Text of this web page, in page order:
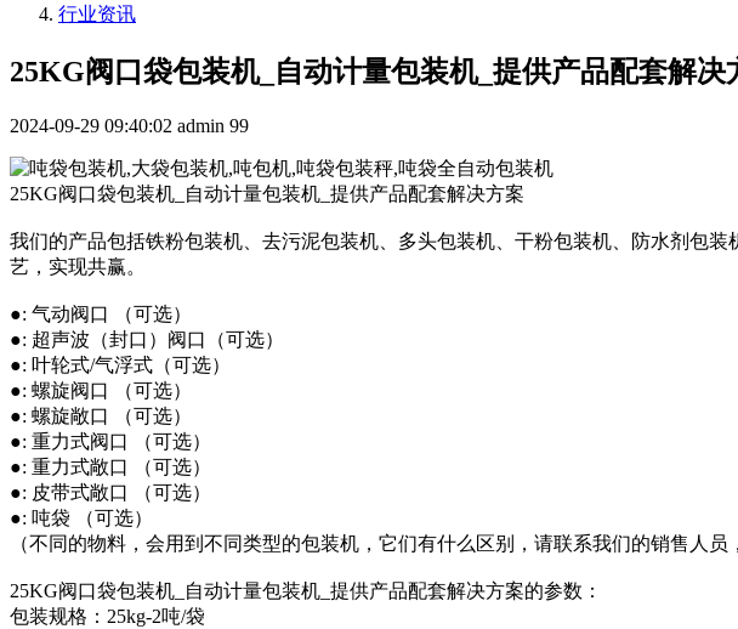
行业资讯
25KG阀口袋包装机_自动计量包装机_提供产品配套解决
2024-09-29 09:40:02 admin 99
25KG阀口袋包装机_自动计量包装机_提供产品配套解决方案
我们的产品包括铁粉包装机、去污泥包装机、多头包装机、干粉包装机、防水剂包
艺，实现共赢。
●: 气动阀口 （可选）
●: 超声波（封口）阀口（可选）
●: 叶轮式/气浮式（可选）
●: 螺旋阀口 （可选）
●: 螺旋敞口 （可选）
●: 重力式阀口 （可选）
●: 重力式敞口 （可选）
●: 皮带式敞口 （可选）
●: 吨袋 （可选）
（不同的物料，会用到不同类型的包装机，它们有什么区别，请联系我们的销售人员
25KG阀口袋包装机_自动计量包装机_提供产品配套解决方案的参数：
包装规格：25kg-2吨/袋